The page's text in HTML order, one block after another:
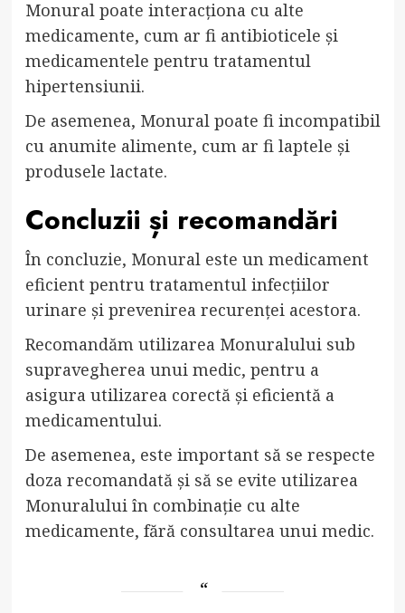
Monural poate interacționa cu alte
medicamente, cum ar fi antibioticele și
medicamentele pentru tratamentul
hipertensiunii.
De asemenea, Monural poate fi incompatibil
cu anumite alimente, cum ar fi laptele și
produsele lactate.
Concluzii și recomandări
În concluzie, Monural este un medicament
eficient pentru tratamentul infecțiilor
urinare și prevenirea recurenței acestora.
Recomandăm utilizarea Monuralului sub
supravegherea unui medic, pentru a
asigura utilizarea corectă și eficientă a
medicamentului.
De asemenea, este important să se respecte
doza recomandată și să se evite utilizarea
Monuralului în combinație cu alte
medicamente, fără consultarea unui medic.